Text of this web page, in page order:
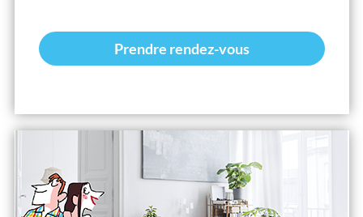
Prendre rendez-vous